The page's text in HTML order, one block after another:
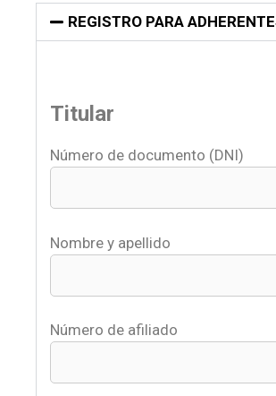
REGISTRO PARA
Titular
Número de documento (DNI)
Nombre y apellido
Número de afiliado